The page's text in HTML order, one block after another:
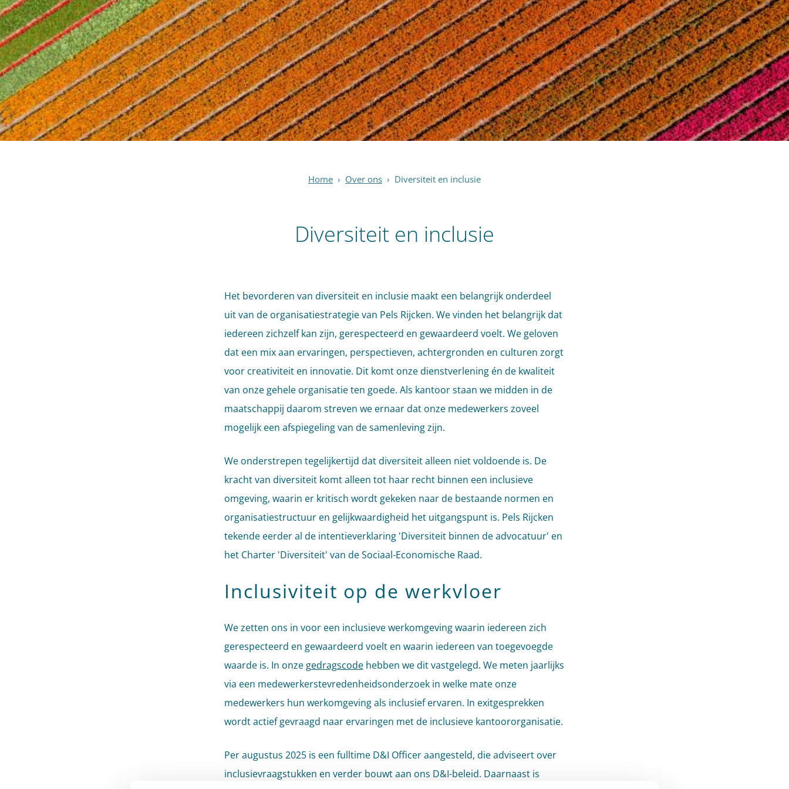
Home › Over ons › Diversiteit en inclusie
Diversiteit en inclusie
Het bevorderen van diversiteit en inclusie maakt een belangrijk onderdeel
uit van de organisatiestrategie van Pels Rijcken. We vinden het belangrijk dat
iedereen zichzelf kan zijn, gerespecteerd en gewaardeerd voelt. We geloven
dat een mix aan ervaringen, perspectieven, achtergronden en culturen zorgt
voor creativiteit en innovatie. Dit komt onze dienstverlening én de kwaliteit
van onze gehele organisatie ten goede. Als kantoor staan we midden in de
maatschappij daarom streven we ernaar dat onze medewerkers zoveel
mogelijk een afspiegeling van de samenleving zijn.
We onderstrepen tegelijkertijd dat diversiteit alleen niet voldoende is. De
kracht van diversiteit komt alleen tot haar recht binnen een inclusieve
omgeving, waarin er kritisch wordt gekeken naar de bestaande normen en
organisatiestructuur en gelijkwaardigheid het uitgangspunt is. Pels Rijcken
tekende eerder al de intentieverklaring 'Diversiteit binnen de advocatuur' en
het Charter 'Diversiteit' van de Sociaal-Economische Raad.
Inclusiviteit op de werkvloer
We zetten ons in voor een inclusieve werkomgeving waarin iedereen zich
gerespecteerd en gewaardeerd voelt en waarin iedereen van toegevoegde
waarde is. In onze gedragscodehebben we dit vastgelegd. We meten jaarlijks
via een medewerkerstevredenheidsonderzoek in welke mate onze
medewerkers hun werkomgeving als inclusief ervaren. In exitgesprekken
wordt actief gevraagd naar ervaringen met de inclusieve kantoororganisatie.
Per augustus 2025 is een fulltime D&I Officer aangesteld, die adviseert over
inclusievraagstukken en verder bouwt aan ons D&I-beleid. Daarnaast is